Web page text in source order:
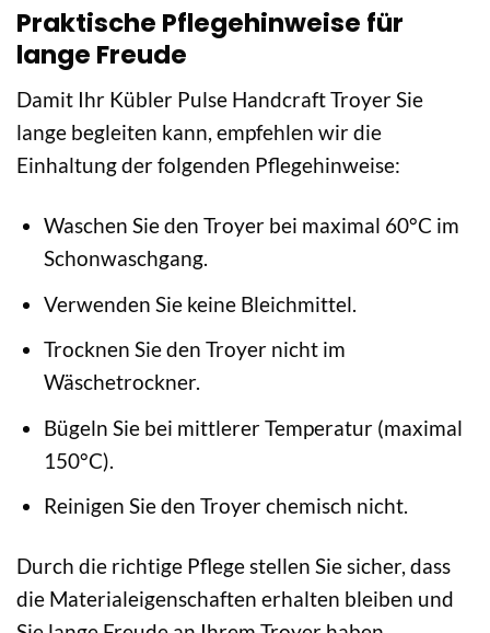
Praktische Pflegehinweise für
lange Freude
Damit Ihr Kübler Pulse Handcraft Troyer Sie
lange begleiten kann, empfehlen wir die
Einhaltung der folgenden Pflegehinweise:
Waschen Sie den Troyer bei maximal 60°C im
Schonwaschgang.
Verwenden Sie keine Bleichmittel.
Trocknen Sie den Troyer nicht im
Wäschetrockner.
Bügeln Sie bei mittlerer Temperatur (maximal
150°C).
Reinigen Sie den Troyer chemisch nicht.
Durch die richtige Pflege stellen Sie sicher, dass
die Materialeigenschaften erhalten bleiben und